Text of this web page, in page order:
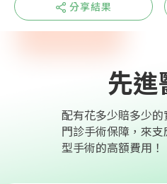
分享結果
先進
配有花多少賠多少的
門診手術保障，來
型手術的高額費用！